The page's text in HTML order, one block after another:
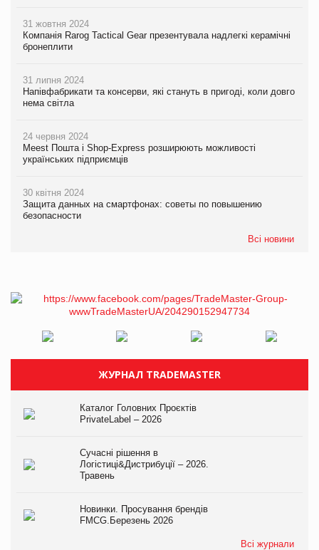
31 жовтня 2024
Компанія Rarog Tactical Gear презентувала надлегкі керамічні
бронеплити
31 липня 2024
Напівфабрикати та консерви, які стануть в пригоді, коли довго
нема світла
24 червня 2024
Meest Пошта і Shop-Express розширюють можливості
українських підприємців
30 квітня 2024
Защита данных на смартфонах: советы по повышению
безопасности
Всі новини
ЖУРНАЛ TRADEMASTER
Каталог Головних Проєктів
PrivateLabel – 2026
Сучасні рішення в
Логістиці&Дистрибуції – 2026.
Травень
Новинки. Просування брендів
FMCG.Березень 2026
Всі журнали